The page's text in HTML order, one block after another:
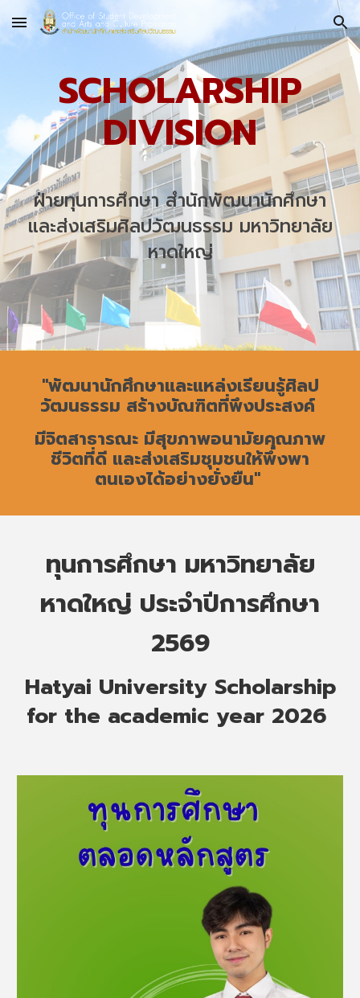
Skip to main content Skip to navigation
SCHOLARSHIP
DIVISION
ฝ่ายทุนการศึกษาสำนักพัฒนานักศึกษา
และส่งเสริมศิลปวัฒนธรรม มหาวิทยาลัย
หาดใหญ่
"พัฒนานักศึกษาและแหล่งเรียนรู้ศิลป
วัฒนธรรม สร้างบัณฑิตที่พึงประสงค์
มีจิตสาธารณะ มีสุขภาพอนามัยคุณภาพ
ชีวิตที่ดี และส่งเสริมชุมชนให้พึ่งพา
ตนเองได้อย่างยั่งยืน"
ทุนการศึกษา มหาวิทยาลัย
หาดใหญ่ ประจำปีการศึกษา
2569
Hatyai University Scholarship
for the academic year 2026